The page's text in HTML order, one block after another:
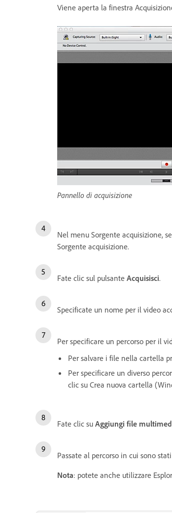
Viene aperta la finestra
Pannello di acquisizione
Nel menu Sorgente acquisizione,
Sorgente acquisizione.
Fate clic sul pulsante Acquisisci.
Specificate un nome per il video
Per specificare un percorso per il
Per salvare i file nella cartella
Per specificare un diverso
clic su Crea nuova cartella
Fate clic su Aggiungi file
Passate al percorso in cui sono
Nota: potete anche utilizzare